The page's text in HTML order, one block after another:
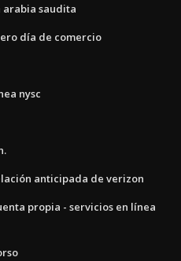
arabia saudita
día de comercio
nysc
anticipada de verizon
propia - servicios en línea